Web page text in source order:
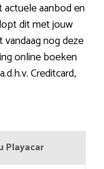
aanbod en
dit met jouw
nog deze
online boeken
Creditcard,
Playacar